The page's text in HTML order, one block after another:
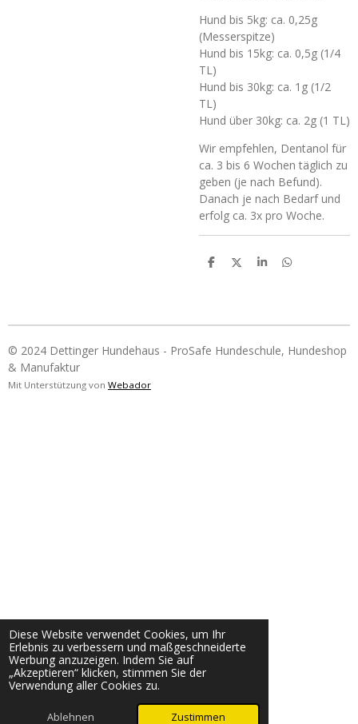
Diese Website verwendet Cookies, um Ihr
Erlebnis zu verbessern und maßgeschneiderte
Werbung anzuzeigen. Indem Sie auf
„Akzeptieren“ klicken, stimmen Sie der
Verwendung aller Cookies zu.
Ablehnen Zustimmen
Hund bis 5kg: ca. 0,25g
(Messerspitze)
Hund bis 15kg: ca. 0,5g (1/4
TL)
Hund bis 30kg: ca. 1g (1/2
TL)
Hund über 30kg: ca. 2g (1 TL)
Wir empfehlen, Dentanol für
ca. 3 bis 6 Wochen täglich zu
geben (je nach Befund).
Danach je nach Bedarf und
erfolg ca. 3x pro Woche.
T
n
T
n
T
n
T
n
© 2024 Dettinger Hundehaus - ProSafe Hundeschule, Hundeshop
& Manufaktur
Mit Unterstützung von Webador